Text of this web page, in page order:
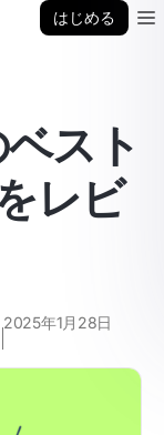
はじめる
スト
レビ
2025年1月28日